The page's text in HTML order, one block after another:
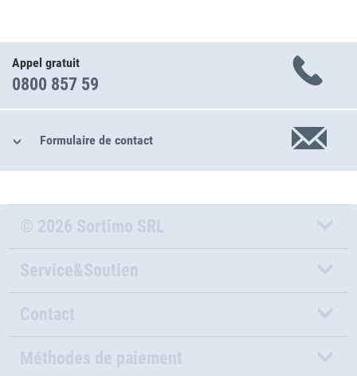
Appel gratuit
0800 857 59
Formulaire de contact
© 2026 Sortimo SRL
Service&Soutien
Contact
Méthodes de paiement